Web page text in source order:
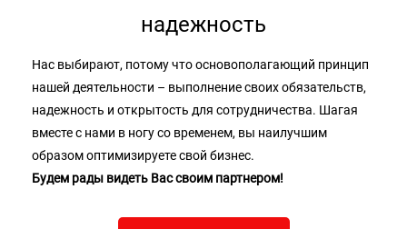
надежность
Нас выбирают, потому что основополагающий принцип
нашей деятельности – выполнение своих обязательств,
надежность и открытость для сотрудничества. Шагая
вместе с нами в ногу со временем, вы наилучшим
образом оптимизируете свой бизнес.
Будем рады видеть Вас своим партнером!